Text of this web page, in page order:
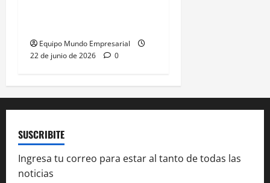
Equipo Mundo Empresarial
22 de junio de 2026
0
SUSCRIBITE
Ingresa tu correo para estar al tanto de todas las
noticias